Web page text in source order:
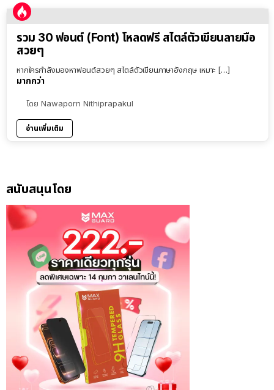
รวม 30 ฟอนต์ (Font) โหลดฟรี สไตล์ตัวเขียนลายมือ
สวยๆ
หากใครกำลังมองหาฟอนต์สวยๆ สไตล์ตัวเขียนภาษาอังกฤษ เหมาะ […]
มากกว่า
โดย Nawaporn Nithiprapakul
อ่านเพิ่มเติม
สนับสนุนโดย